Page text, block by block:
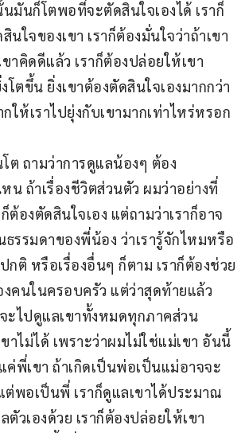
มันก็โตพอที่จะตัดสินใจเองได้ เราก็
นใจของเขา เราก็ต้องมั่นใจว่าถ้าเขา
าคิดดีแล้ว เราก็ต้องปล่อยให้เขา
โตขึ้น ยิ่งเขาต้องตัดสินใจเองมากกว่า
ให้เราไปยุ่งกับเขามากเท่าไหร่หรอก
ต ถามว่าการดูแลน้องๆ ต้อง
น ถ้าเรื่องชีวิตส่วนตัว ผมว่าอย่างที่
ต้องตัดสินใจเอง แต่ถามว่าเราก็อาจ
รรมดาของพี่น้อง ว่าเรารู้จักไหมหรือ
กติ หรือเรื่องอื่นๆ ก็ตาม เราก็ต้องช่วย
คนในครอบครัว แต่ว่าสุดท้ายแล้ว
จะไปดูแลเขาทั้งหมดทุกภาคส่วน
าไม่ได้ เพราะว่าผมไม่ใช่แม่เขา อันนี้
ค่พี่เขา ถ้าเกิดเป็นพ่อเป็นแม่อาจจะ
ต่พอเป็นพี่ เราก็ดูแลเขาได้ประมาณ
ตัวเองด้วย เราก็ต้องปล่อยให้เขา